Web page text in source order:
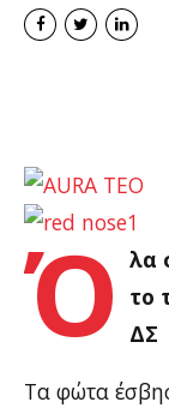
Ό λα
το
ΔΣ
Τα φώτα